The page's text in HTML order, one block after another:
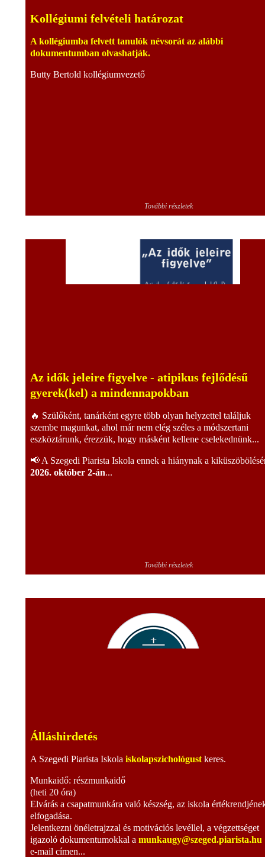
Kollégiumi felvételi határozat
A kollégiumba felvett tanulók névsorát az alábbi
dokumentumban olvashatják.
Butty Bertold kollégiumvezető
További részletek
Az idők jeleire figyelve - atipikus fejlődésű
gyerek(kel) a mindennapokban
🔥 Szülőként, tanárként egyre több olyan helyzettel találjuk
szembe magunkat, ahol már nem elég széles a módszertani
eszköztárunk, érezzük, hogy másként kellene cselekednünk...
📢 A Szegedi Piarista Iskola ennek a hiánynak a
2026. október 2-án...
További részletek
Álláshirdetés
A Szegedi Piarista Iskola iskolapszichológust keres.
Munkaidő: részmunkaidő
(heti 20 óra)
Elvárás a csapatmunkára való készség, az iskola
elfogadása.
Jelentkezni önéletrajzzal és motivációs levéllel, a végzettséget
igazoló dokumentumokkal a munkaugy@szeged.piarista.hu
e-mail címen...